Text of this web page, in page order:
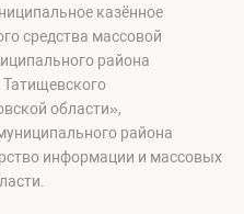
казённое
средства массовой
района
области»,
района
информации и массовых